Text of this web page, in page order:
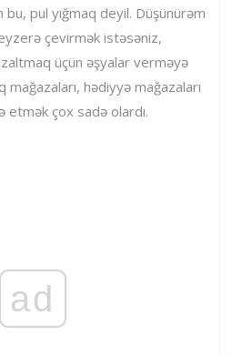
pul yığmaq deyil. Düşünürəm
çevirmək istəsəniz,
üçün əşyalar verməyə
mağazaları, hədiyyə mağazaları
etmək çox sadə olardı.
ad